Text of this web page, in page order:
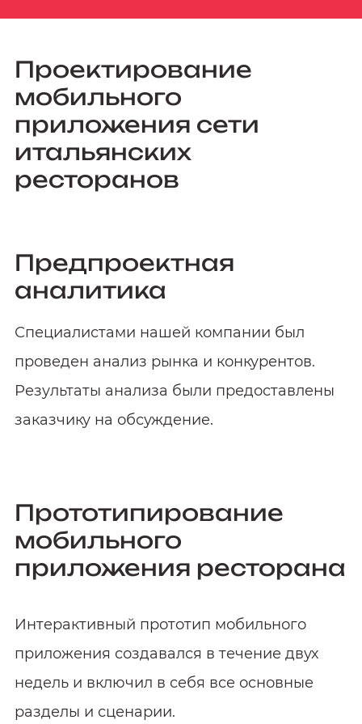
Проектирование
мобильного
приложения сети
итальянских
ресторанов
Предпроектная
аналитика
Специалистами нашей компании был
проведен анализ рынка и конкурентов.
Результаты анализа были предоставлены
заказчику на обсуждение.
Прототипирование
мобильного
приложения ресторана
Интерактивный прототип мобильного
приложения создавался в течение двух
недель и включил в себя все основные
разделы и сценарии.